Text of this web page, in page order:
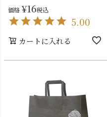
価格 ¥16税込
5.00
カートに入れる